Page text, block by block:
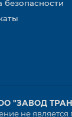
безопасности
"ЗАВОД
не является